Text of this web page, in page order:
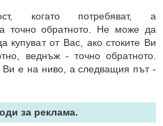
когато потребяват, а
точно обратното. Не може да
купуват от Вас, ако стоките Ви
веднъж - точно обратното.
Ви е на ниво, а следващия път -
за реклама.